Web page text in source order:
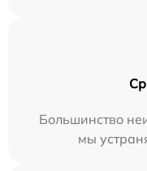
Большинство
мы